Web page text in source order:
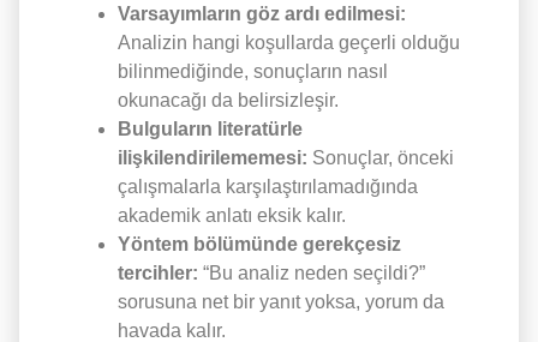
Varsayımların göz ardı edilmesi:
Analizin hangi koşullarda geçerli olduğu
bilinmediğinde, sonuçların nasıl
okunacağı da belirsizleşir.
Bulguların literatürle
ilişkilendirilememesi: Sonuçlar, önceki
çalışmalarla karşılaştırılamadığında
akademik anlatı eksik kalır.
Yöntem bölümünde gerekçesiz
tercihler: “Bu analiz neden seçildi?”
sorusuna net bir yanıt yoksa, yorum da
havada kalır.